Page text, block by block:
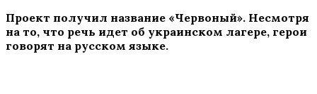
Проект получил название «Червоный». Несмотря
на то, что речь идет об украинском лагере, герои
говорят на русском языке.